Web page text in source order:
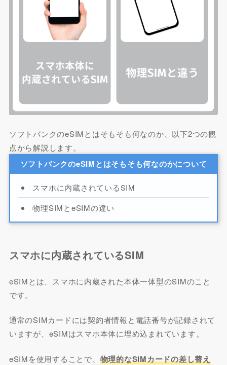
ソフトバンクのeSIMとはそもそも何なのか、以下2つの観
点から解説します。
ソフトバンクのeSIMとはそもそも何なのかについて
スマホに内蔵されているSIM
物理SIMとeSIMの違い
スマホに内蔵されているSIM
eSIMとは、スマホに内蔵された本体一体型のSIMのこと
です。
通常のSIMカードには契約者情報と電話番号が記録されて
いますが、eSIMはスマホ本体に埋め込まれています。
eSIMを使用することで、 物理的なSIMカードの差し替え